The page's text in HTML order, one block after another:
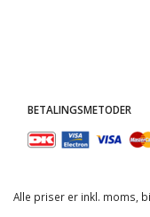
BETALINGSMETODER
Alle priser er inkl. moms,